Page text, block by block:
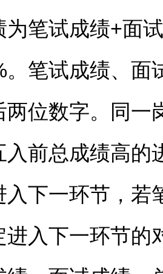
试成绩+面试
。笔试成绩、面
两位数字。同一
入前总成绩高的
入下一环节，若
进入下一环节的